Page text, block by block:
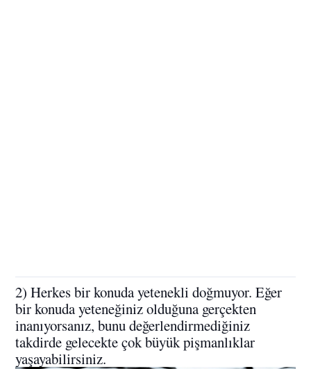
2) Herkes bir konuda yetenekli doğmuyor. Eğer
bir konuda yeteneğiniz olduğuna gerçekten
inanıyorsanız, bunu değerlendirmediğiniz
takdirde gelecekte çok büyük pişmanlıklar
yaşayabilirsiniz.